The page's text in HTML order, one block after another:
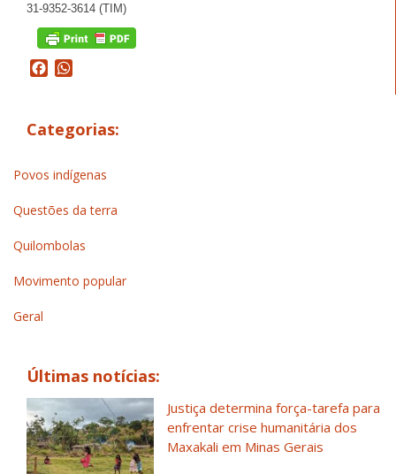
31-9352-3614 (TIM)
Facebook
Categorias:
Povos indígenas
Questões da terra
Quilombolas
Movimento popular
Geral
Últimas notícias:
Justiça determina força-tarefa para
enfrentar crise humanitária dos
Maxakali em Minas Gerais